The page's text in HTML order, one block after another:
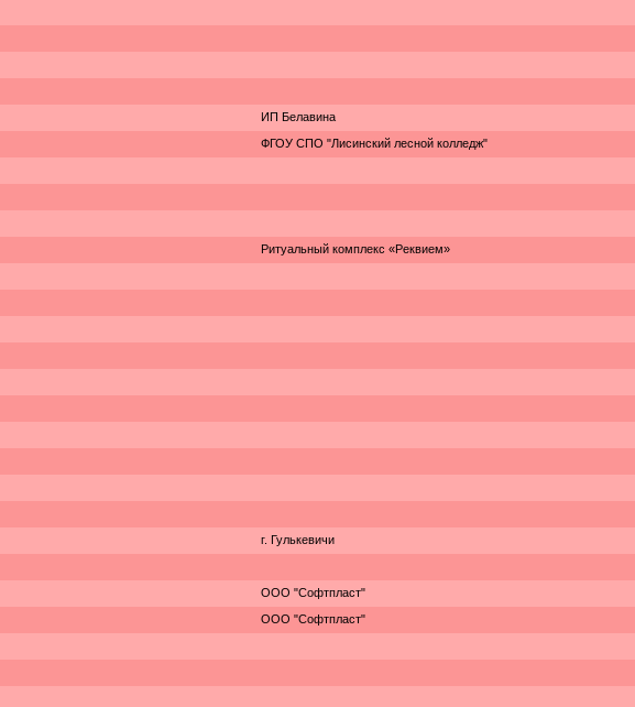
ИП Белавина
ФГОУ СПО "Лисинский лесной колледж"
Ритуальный комплекс «Реквием»
г. Гулькевичи
ООО "Софтпласт"
ООО "Софтпласт"